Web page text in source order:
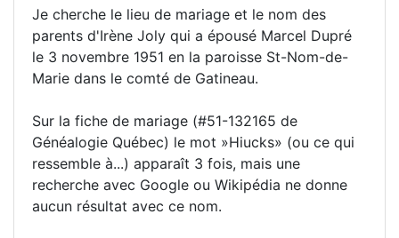
Je cherche le lieu de mariage et le nom des
parents d'Irène Joly qui a épousé Marcel Dupré
le 3 novembre 1951 en la paroisse St-Nom-de-
Marie dans le comté de Gatineau.
Sur la fiche de mariage (#51-132165 de
Généalogie Québec) le mot »Hiucks» (ou ce qui
ressemble à...) apparaît 3 fois, mais une
recherche avec Google ou Wikipédia ne donne
aucun résultat avec ce nom.